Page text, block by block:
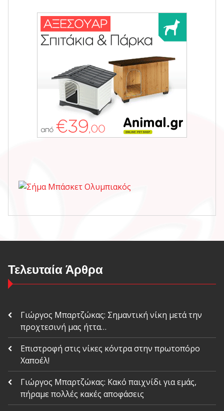
Τελευταία Άρθρα
Γιώργος Μπαρτζώκας: Σημαντική νίκη μετά την
προχτεσινή μας ήττα…
Επιστροφή στις νίκες κόντρα στην πρωτοπόρο
Χαποέλ!
Γιώργος Μπαρτζώκας: Κακό παιχνίδι για εμάς,
πήραμε πολλές κακές αποφάσεις